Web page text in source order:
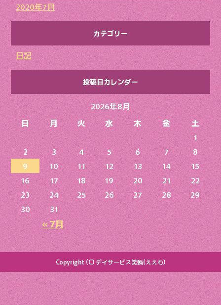
2020年7月
カテゴリー
日記
投稿日カレンダー
2026年8月
日
月 火 水 木 金 土
« 7月
1
2
3 4 5 6 7
8
9
10 11 12 13 14
15
16
17 18 19 20 21
22
23
24 25 26 27 28
29
30
31
Copyright (C) デイサービス笑輪(ええわ)